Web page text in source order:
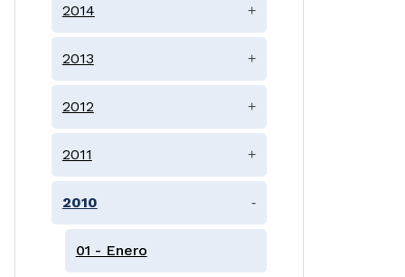
2014 +
2013 +
2012 +
2011 +
2010 -
01 - Enero